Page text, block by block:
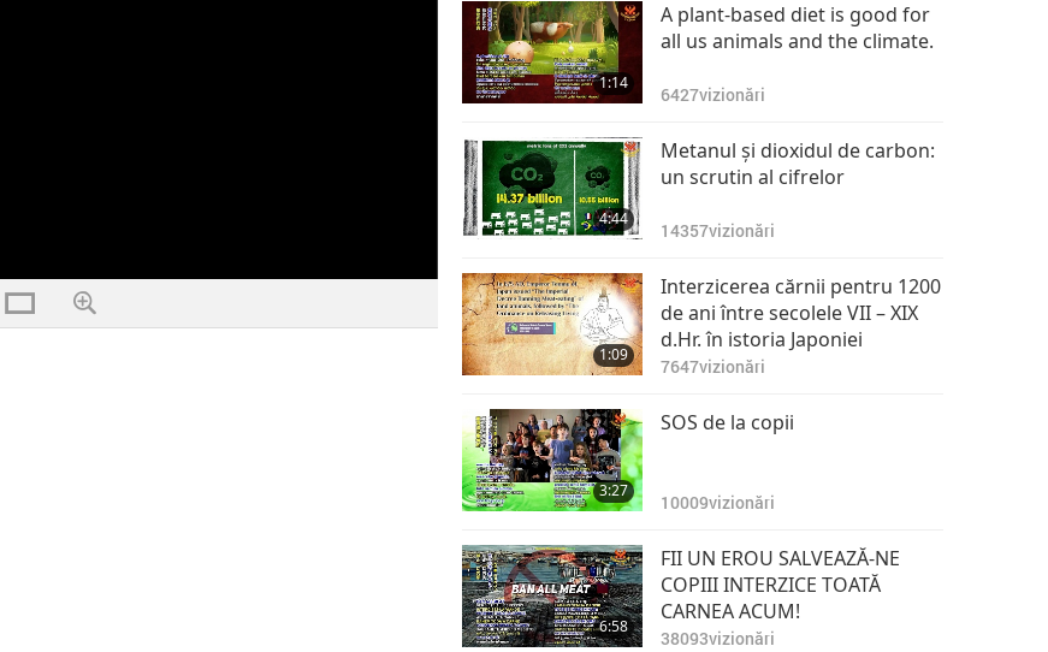
1:14
A plant-based diet is good for
all us animals and the climate.
6427vizionări
4:44
Metanul şi dioxidul de carbon:
un scrutin al cifrelor
14357vizionări
1:09
Interzicerea cărnii pentru 1200
de ani între secolele VII – XIX
d.Hr. în istoria Japoniei
7647vizionări
3:27
SOS de la copii
10009vizionări
6:58
FII UN EROU SALVEAZĂ-NE
COPIII INTERZICE TOATĂ
CARNEA ACUM!
38093vizionări